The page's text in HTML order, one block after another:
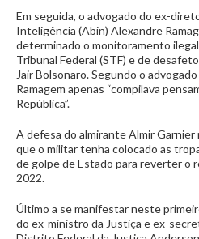
Em seguida, o advogado do ex-
Inteligência (Abin) Alexandre
determinado o monitoramento
Tribunal Federal (STF) e de
Jair Bolsonaro. Segundo o
Ramagem apenas “compilava
República”.
A defesa do almirante Almir
que o militar tenha colocado as
de golpe de Estado para reverter o
2022.
Último a se manifestar neste
do ex-ministro da Justiça e ex-